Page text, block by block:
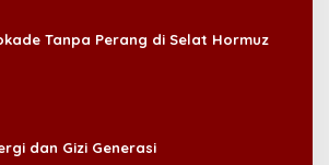
Tanpa Perang di Selat Hormuz
dan Gizi Generasi